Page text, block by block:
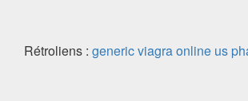
Rétroliens : generic viagra online us